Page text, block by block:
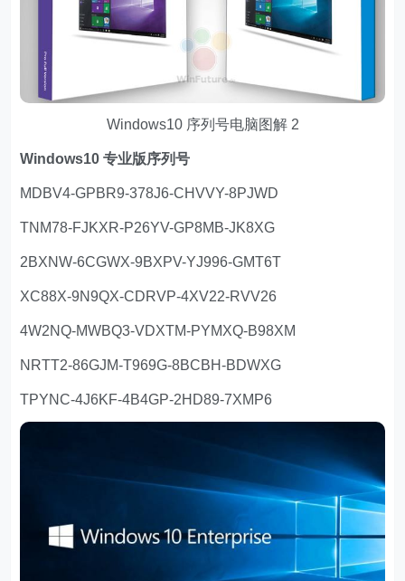
Windows10 序列号电脑图解 2
Windows10 专业版序列号
MDBV4-GPBR9-378J6-CHVVY-8PJWD
TNM78-FJKXR-P26YV-GP8MB-JK8XG
2BXNW-6CGWX-9BXPV-YJ996-GMT6T
XC88X-9N9QX-CDRVP-4XV22-RVV26
4W2NQ-MWBQ3-VDXTM-PYMXQ-B98XM
NRTT2-86GJM-T969G-8BCBH-BDWXG
TPYNC-4J6KF-4B4GP-2HD89-7XMP6